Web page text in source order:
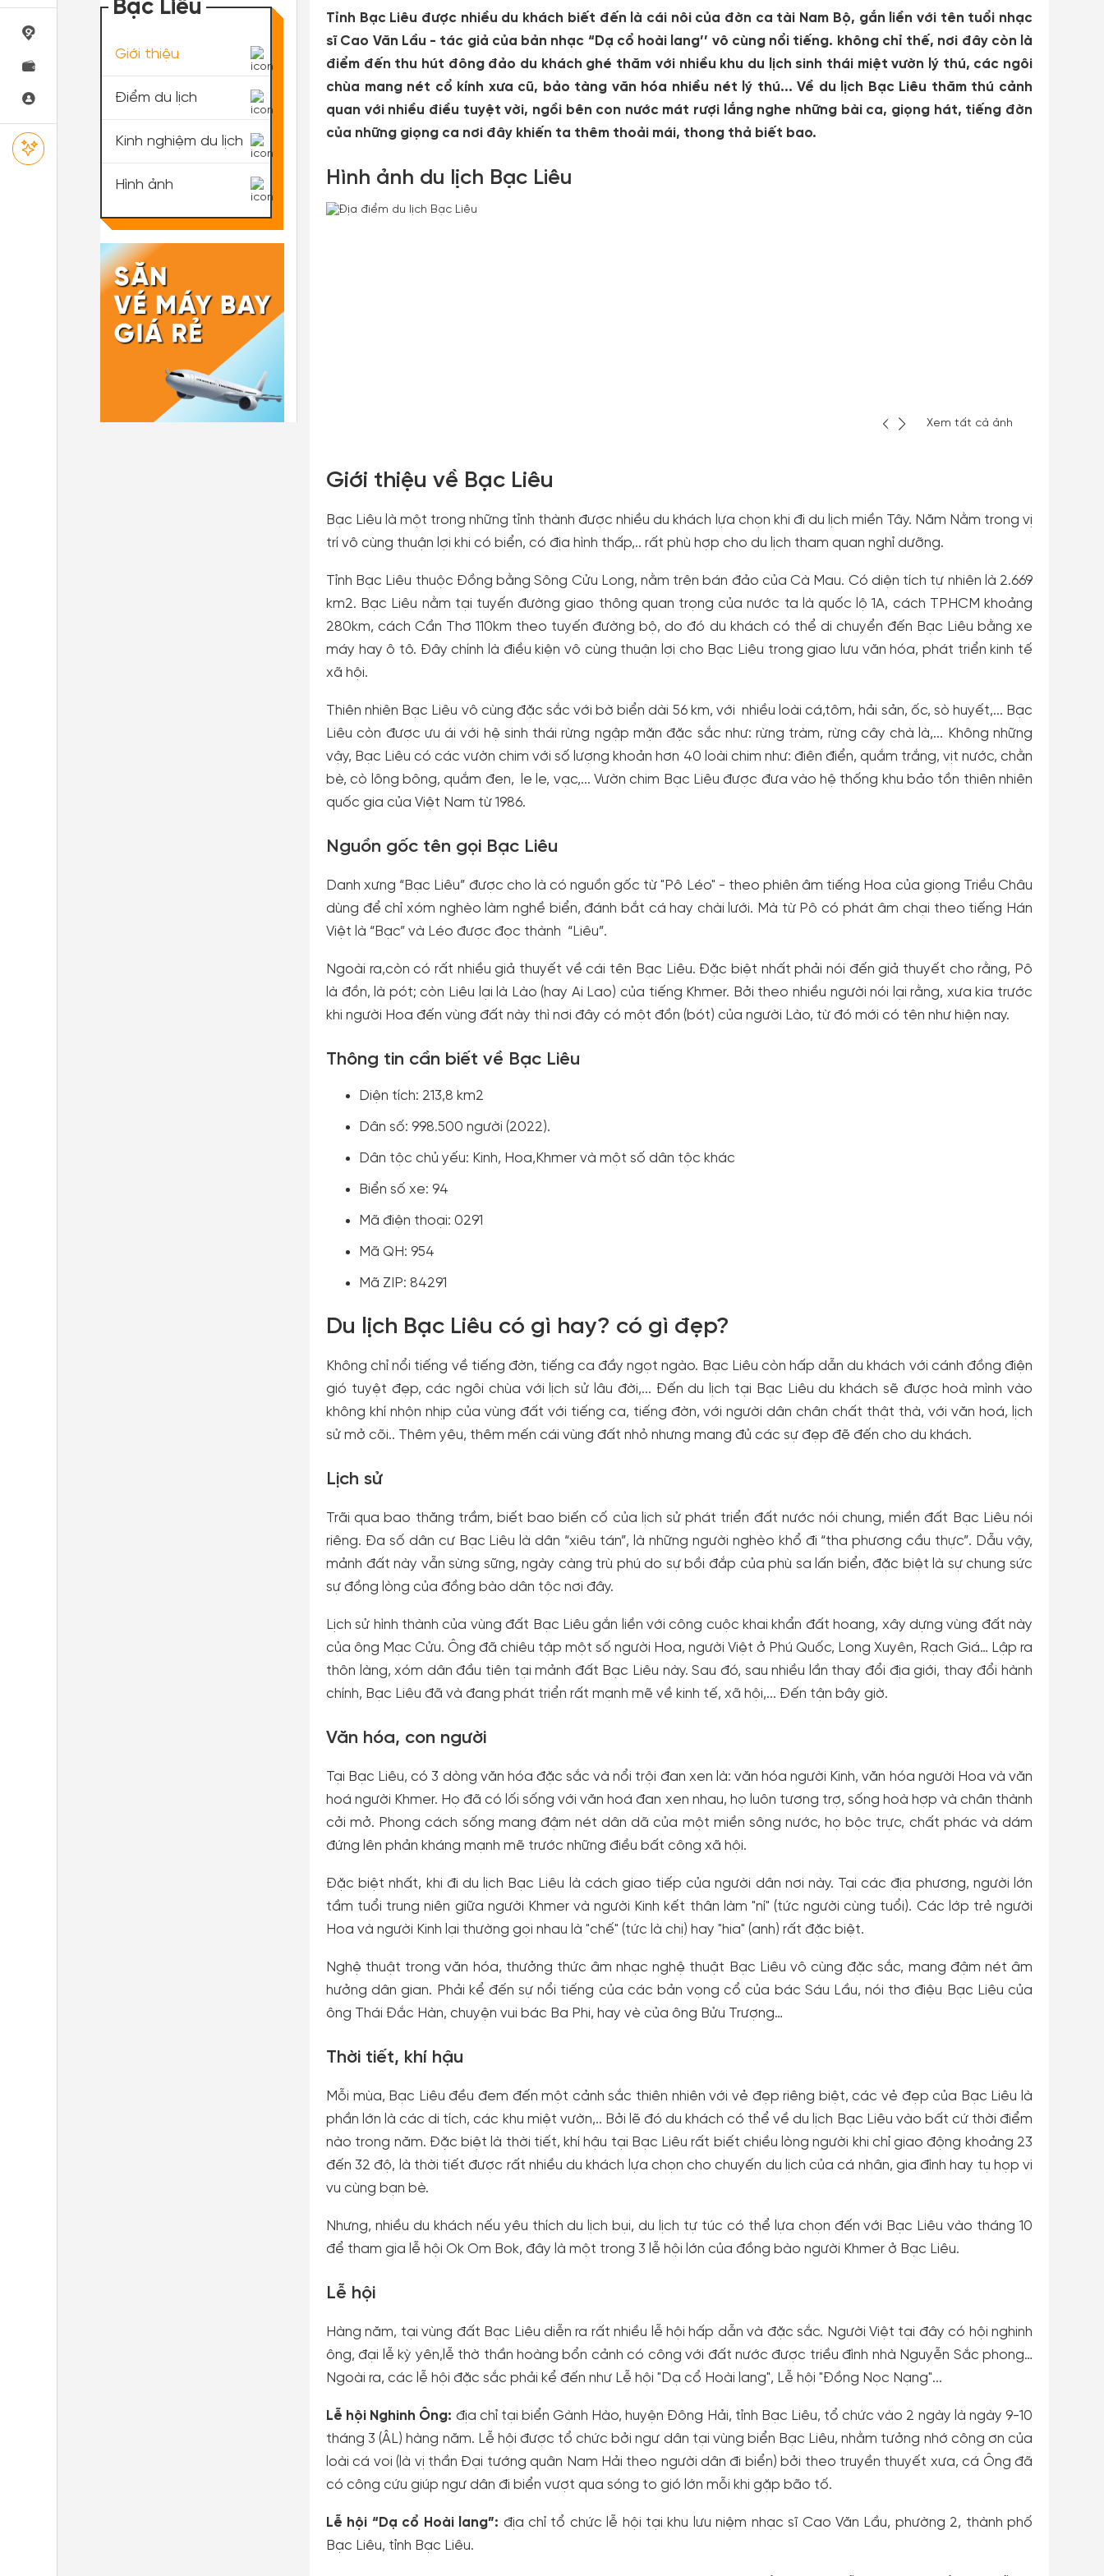
Tỉnh Bạc Liêu được nhiều du khách biết đến là cái nôi của đờn ca tài Nam Bộ, gắn liền với tên tuổi nhạc
sĩ Cao Văn Lầu - tác giả của bản nhạc “Dạ cổ hoài lang’’ vô cùng nổi tiếng. không chỉ thế, nơi đây còn là
điểm đến thu hút đông đảo du khách ghé thăm với nhiều khu du lịch sinh thái miệt vườn lý thú, các ngôi
chùa mang nét cổ kính xưa cũ, bảo tàng văn hóa nhiều nét lý thú... Về du lịch Bạc Liêu thăm thú cảnh
quan với nhiều điều tuyệt vời, ngồi bên con nước mát rượi lắng nghe những bài ca, giọng hát, tiếng đờn
của những giọng ca nơi đây khiến ta thêm thoải mái, thong thả biết bao.
Hình ảnh du lịch Bạc Liêu
Xem tất cả ảnh
Giới thiệu về Bạc Liêu
Bạc Liêu là một trong những tỉnh thành được nhiều du khách lựa chọn khi đi du lịch miền Tây. Năm Nằm trong vị
trí vô cùng thuận lợi khi có biển, có địa hình thấp,.. rất phù hợp cho du lịch tham quan nghỉ dưỡng.
Tỉnh Bạc Liêu thuộc Đồng bằng Sông Cửu Long, nằm trên bán đảo của Cà Mau. Có diện tích tự nhiên là 2.669
km2. Bạc Liêu nằm tại tuyến đường giao thông quan trọng của nước ta là quốc lộ 1A, cách TPHCM khoảng
280km, cách Cần Thơ 110km theo tuyến đường bộ, do đó du khách có thể di chuyển đến Bạc Liêu bằng xe
máy hay ô tô. Đây chính là điều kiện vô cùng thuận lợi cho Bạc Liêu trong giao lưu văn hóa, phát triển kinh tế
xã hội.
Thiên nhiên Bạc Liêu vô cùng đặc sắc với bờ biển dài 56 km, với nhiều loài cá,tôm, hải sản, ốc, sò huyết,... Bạc
Liêu còn được ưu ái với hệ sinh thái rừng ngập mặn đặc sắc như: rừng tràm, rừng cây chà là,... Không những
vậy, Bạc Liêu có các vườn chim với số lượng khoản hơn 40 loài chim như: điên điển, quắm trắng, vịt nước, chằn
bè, cò lông bông, quắm đen, le le, vạc,... Vườn chim Bạc Liêu được đưa vào hệ thống khu bảo tồn thiên nhiên
quốc gia của Việt Nam từ 1986.
Nguồn gốc tên gọi Bạc Liêu
Danh xưng “Bạc Liêu” được cho là có nguồn gốc từ "Pô Léo" - theo phiên âm tiếng Hoa của giọng Triều Châu
dùng để chỉ xóm nghèo làm nghề biển, đánh bắt cá hay chài lưới. Mà từ Pô có phát âm chại theo tiếng Hán
Việt là “Bạc” và Léo được đọc thành “Liêu”.
Ngoài ra,còn có rất nhiều giả thuyết về cái tên Bạc Liêu. Đặc biệt nhất phải nói đến giả thuyết cho rằng, Pô
là đồn, là pót; còn Liêu lại là Lào (hay Ai Lao) của tiếng Khmer. Bởi theo nhiều người nói lại rằng, xưa kia trước
khi người Hoa đến vùng đất này thì nơi đây có một đồn (bót) của người Lào, từ đó mới có tên như hiện nay.
Thông tin cần biết về Bạc Liêu
Diện tích: 213,8 km2
Dân số: 998.500 người (2022).
Dân tộc chủ yếu: Kinh, Hoa,Khmer và một số dân tộc khác
Biển số xe: 94
Mã điện thoại: 0291
Mã QH: 954
Mã ZIP: 84291
Du lịch Bạc Liêu có gì hay? có gì đẹp?
Không chỉ nổi tiếng về tiếng đờn, tiếng ca đầy ngọt ngào. Bạc Liêu còn hấp dẫn du khách với cánh đồng điện
gió tuyệt đẹp, các ngôi chùa với lịch sử lâu đời,... Đến du lịch tại Bạc Liêu du khách sẽ được hoà mình vào
không khí nhộn nhịp của vùng đất với tiếng ca, tiếng đờn, với người dân chân chất thật thà, với văn hoá, lịch
sử mở cõi.. Thêm yêu, thêm mến cái vùng đất nhỏ nhưng mang đủ các sự đẹp đẽ đến cho du khách.
Lịch sử
Trãi qua bao thăng trầm, biết bao biến cố của lịch sử phát triển đất nước nói chung, miền đất Bạc Liêu nói
riêng. Đa số dân cư Bạc Liêu là dân “xiêu tán”, là những người nghèo khổ đi “tha phương cầu thực”. Dẫu vậy,
mảnh đất này vẫn sừng sững, ngày càng trù phú do sự bồi đắp của phù sa lấn biển, đặc biệt là sự chung sức
sự đồng lòng của đồng bào dân tộc nơi đây.
Lịch sử hình thành của vùng đất Bạc Liêu gắn liền với công cuộc khai khẩn đất hoang, xây dựng vùng đất này
của ông Mạc Cửu. Ông đã chiêu tập một số người Hoa, người Việt ở Phú Quốc, Long Xuyên, Rạch Giá… Lập ra
thôn làng, xóm dân đầu tiên tại mảnh đất Bạc Liêu này. Sau đó, sau nhiều lần thay đổi địa giới, thay đổi hành
chính, Bạc Liêu đã và đang phát triển rất mạnh mẽ về kinh tế, xã hội,... Đến tận bây giờ.
Văn hóa, con người
Tại Bạc Liêu, có 3 dòng văn hóa đặc sắc và nổi trội đan xen là: văn hóa người Kinh, văn hóa người Hoa và văn
hoá người Khmer. Họ đã có lối sống với văn hoá đan xen nhau, họ luôn tương trợ, sống hoà hợp và chân thành
cởi mở. Phong cách sống mang đậm nét dân dã của một miền sông nước, họ bộc trực, chất phác và dám
đứng lên phản kháng mạnh mẽ trước những điều bất công xã hội.
Đặc biệt nhất, khi đi du lịch Bạc Liêu là cách giao tiếp của người dân nơi này. Tại các địa phương, người lớn
tầm tuổi trung niên giữa người Khmer và người Kinh kết thân làm "ní" (tức người cùng tuổi). Các lớp trẻ người
Hoa và người Kinh lại thường gọi nhau là "chế" (tức là chị) hay "hia" (anh) rất đặc biệt.
Nghệ thuật trong văn hóa, thưởng thức âm nhạc nghệ thuật Bạc Liêu vô cùng đặc sắc, mang đậm nét âm
hưởng dân gian. Phải kể đến sự nổi tiếng của các bản vọng cổ của bác Sáu Lầu, nói thơ điệu Bạc Liêu của
ông Thái Đắc Hàn, chuyện vui bác Ba Phi, hay vè của ông Bửu Trượng…
Thời tiết, khí hậu
Mỗi mùa, Bạc Liêu đều đem đến một cảnh sắc thiên nhiên với vẻ đẹp riêng biệt, các vẻ đẹp của Bạc Liêu là
phần lớn là các di tích, các khu miệt vườn,.. Bởi lẽ đó du khách có thể về du lịch Bạc Liêu vào bất cứ thời điểm
nào trong năm. Đặc biệt là thời tiết, khí hậu tại Bạc Liêu rất biết chiều lòng người khi chỉ giao động khoảng 23
đến 32 độ, là thời tiết được rất nhiều du khách lựa chọn cho chuyến du lịch của cá nhân, gia đình hay tụ họp vi
vu cùng bạn bè.
Nhưng, nhiều du khách nếu yêu thích du lịch bụi, du lịch tự túc có thể lựa chọn đến với Bạc Liêu vào tháng 10
để tham gia lễ hội Ok Om Bok, đây là một trong 3 lễ hội lớn của đồng bào người Khmer ở Bạc Liêu.
Lễ hội
Hàng năm, tại vùng đất Bạc Liêu diễn ra rất nhiều lễ hội hấp dẫn và đặc sắc. Người Việt tại đây có hội nghinh
ông, đại lễ kỳ yên,lễ thờ thần hoàng bổn cảnh có công với đất nước được triều đình nhà Nguyễn Sắc phong…
Ngoài ra, các lễ hội đặc sắc phải kể đến như Lễ hội "Dạ cổ Hoài lang", Lễ hội "Đồng Nọc Nạng"...
Lễ hội Nghinh Ông: địa chỉ tại biển Gành Hào, huyện Đông Hải, tỉnh Bạc Liêu, tổ chức vào 2 ngày là ngày 9-10
tháng 3 (ÂL) hàng năm. Lễ hội được tổ chức bởi ngư dân tại vùng biển Bạc Liêu, nhằm tưởng nhớ công ơn của
loài cá voi (là vị thần Đại tướng quân Nam Hải theo người dân đi biển) bởi theo truyền thuyết xưa, cá Ông đã
có công cứu giúp ngư dân đi biển vượt qua sóng to gió lớn mỗi khi gặp bão tố.
Lễ hội “Dạ cổ Hoài lang”: địa chỉ tổ chức lễ hội tại khu lưu niệm nhạc sĩ Cao Văn Lầu, phường 2, thành phố
Bạc Liêu, tỉnh Bạc Liêu.
Bạc Liêu
Giới thiệu
Điểm du lịch
Kinh nghiệm du lịch
Hình ảnh